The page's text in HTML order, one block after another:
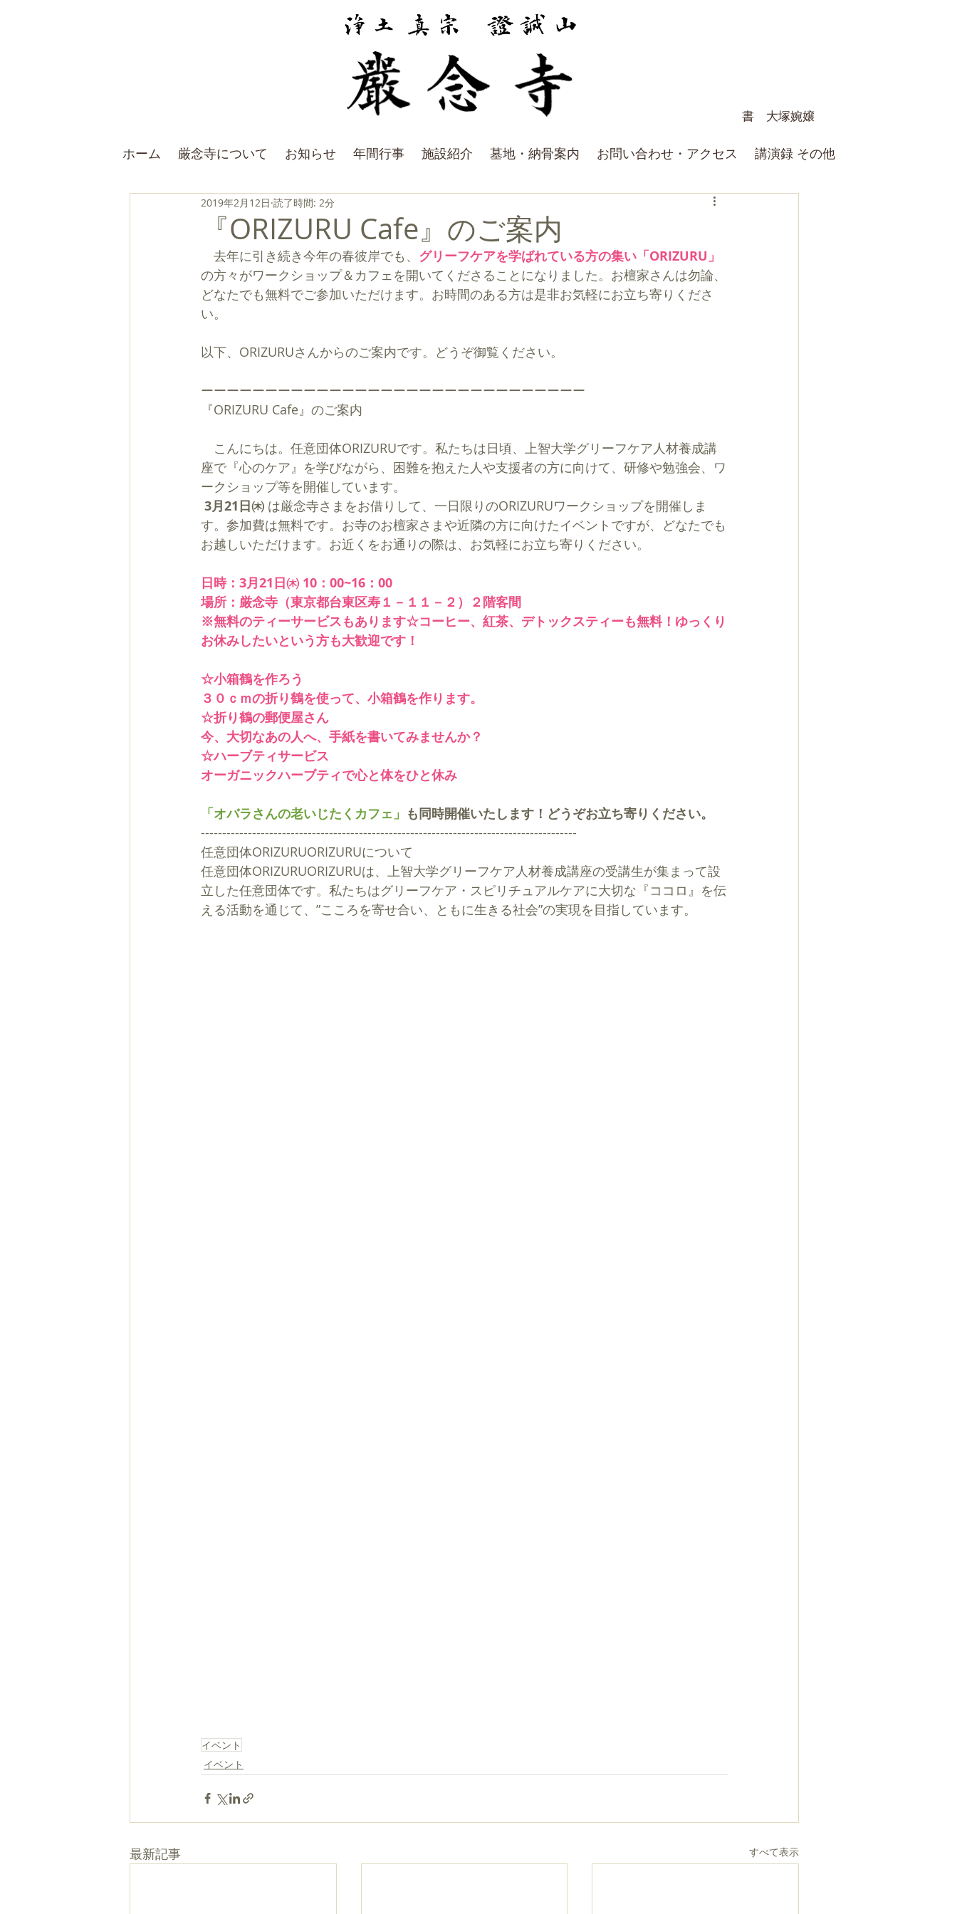
書 大塚婉嬢
ホーム 厳念寺について お知らせ 年間行事 施設紹介 墓地・納骨案内 お問い合わせ・アクセス 講演録 その他
『ORIZURU Cafe』のご案内
2019年2月12日 読了時間: 2分
去年に引き続き今年の春彼岸でも、 グリーフケアを学ばれている方の集い「ORIZURU」
の方々がワークショップ＆カフェを開いてくださることになりました。お檀家さんは勿論、
どなたでも無料でご参加いただけます。お時間のある方は是非お気軽にお立ち寄りくださ
い。
以下、ORIZURUさんからのご案内です。どうぞ御覧ください。
ーーーーーーーーーーーーーーーーーーーーーーーーーーーーーー
『ORIZURU Cafe』のご案内
こんにちは。任意団体ORIZURUです。私たちは日頃、上智大学グリーフケア人材養成講
座で『心のケア』を学びながら、困難を抱えた人や支援者の方に向けて、研修や勉強会、ワ
ークショップ等を開催しています。
3月21日㈭ は厳念寺さまをお借りして、一日限りのORIZURUワークショップを開催しま
す。参加費は無料です。お寺のお檀家さまや近隣の方に向けたイベントですが、どなたでも
お越しいただけます。お近くをお通りの際は、お気軽にお立ち寄りください。
日時：3月21日㈭ 10：00~16：00
場所：厳念寺（東京都台東区寿１－１１－２）２階客間
※無料のティーサービスもあります☆コーヒー、紅茶、デトックスティーも無料！ゆっくり
お休みしたいという方も大歓迎です！
☆小箱鶴を作ろう
３０ｃｍの折り鶴を使って、小箱鶴を作ります。
☆折り鶴の郵便屋さん
今、大切なあの人へ、手紙を書いてみませんか？
☆ハーブティサービス
オーガニックハーブティで心と体をひと休み
「オバラさんの老いじたくカフェ」 も同時開催いたします！どうぞお立ち寄りください。
----------------------------------------------------------------------------------------
任意団体ORIZURUORIZURUについて
任意団体ORIZURUORIZURUは、上智大学グリーフケア人材養成講座の受講生が集まって設
立した任意団体です。私たちはグリーフケア・スピリチュアルケアに大切な『ココロ』を伝
える活動を通じて、”こころを寄せ合い、ともに生きる社会”の実現を目指しています。
イベント
イベント
最新記事 すべて表示